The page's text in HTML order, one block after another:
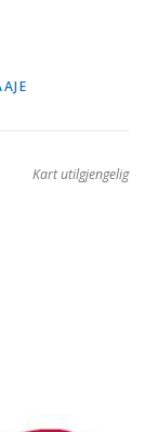
Kart utilgjengelig